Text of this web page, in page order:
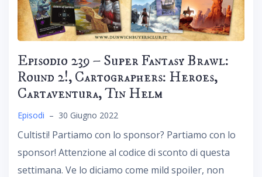
Episodio 239 – Super Fantasy Brawl:
Round 2!, Cartographers: Heroes,
Cartaventura, Tin Helm
Episodi – 30 Giugno 2022
Cultisti! Partiamo con lo sponsor? Partiamo con lo
sponsor! Attenzione al codice di sconto di questa
settimana. Ve lo diciamo come mild spoiler, non